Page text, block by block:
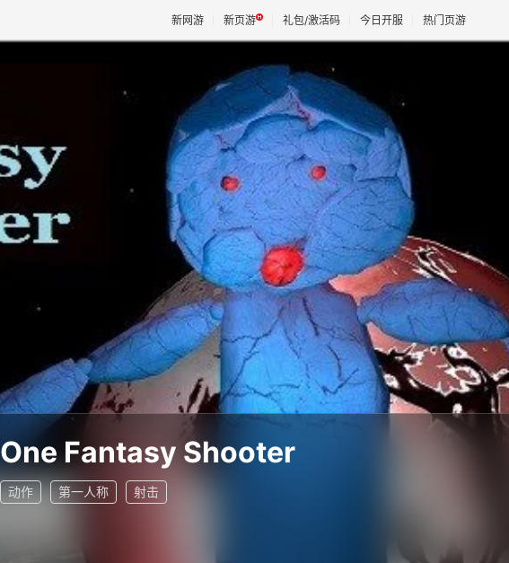
新网游 新页游 礼包/激活码 今日开服 热门页游
One Fantasy Shooter
动作 第一人称 射击